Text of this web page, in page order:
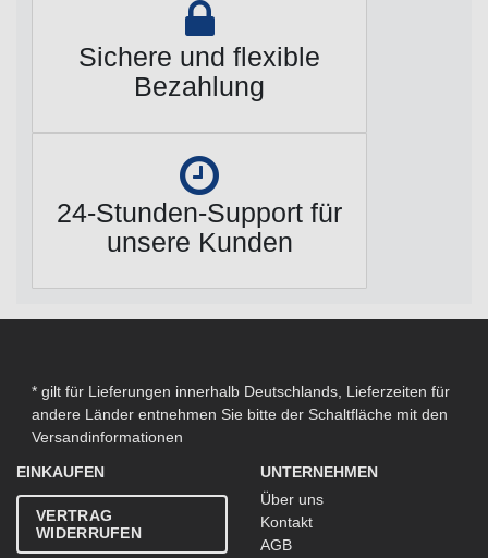
Sichere und flexible
Bezahlung
24-Stunden-Support für
unsere Kunden
* gilt für Lieferungen innerhalb Deutschlands, Lieferzeiten für
andere Länder entnehmen Sie bitte der Schaltfläche mit den
Versandinformationen
EINKAUFEN
VERTRAG
WIDERRUFEN
UNTERNEHMEN
Über uns
Kontakt
AGB